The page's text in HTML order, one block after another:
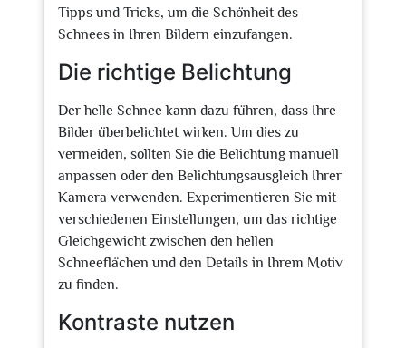
Tipps und Tricks, um die Schönheit des
Schnees in Ihren Bildern einzufangen.
Die richtige Belichtung
Der helle Schnee kann dazu führen, dass Ihre
Bilder überbelichtet wirken. Um dies zu
vermeiden, sollten Sie die Belichtung manuell
anpassen oder den Belichtungsausgleich Ihrer
Kamera verwenden. Experimentieren Sie mit
verschiedenen Einstellungen, um das richtige
Gleichgewicht zwischen den hellen
Schneeflächen und den Details in Ihrem Motiv
zu finden.
Kontraste nutzen